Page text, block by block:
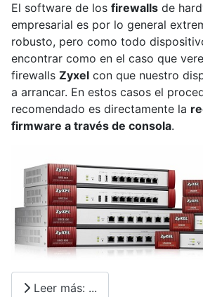
El software de los firewalls de
empresarial es por lo general
robusto, pero como todo
encontrar como en el caso que
firewalls Zyxel con que nuestro
a arrancar. En estos casos el
recomendado es directamente la
firmware a través de consola.
Leer más: ...